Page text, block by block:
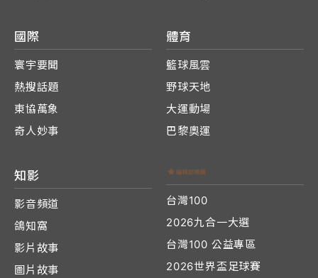
國際
寰宇要聞
熱搜話題
東協萬象
奇人妙事
體育
籃球風雲
野球天地
大運動場
巴黎奧運
知影
影音頻道
鴿知窩
影片故事
圖片故事
台灣100
2026九合一大選
台灣100 公益專區
2026世界盃足球賽